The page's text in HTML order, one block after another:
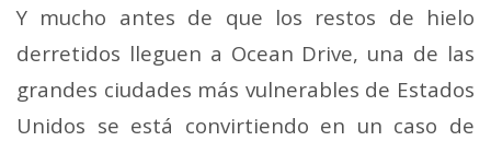
Y mucho antes de que los restos de hielo
derretidos lleguen a Ocean Drive, una de las
grandes ciudades más vulnerables de Estados
Unidos se está convirtiendo en un caso de